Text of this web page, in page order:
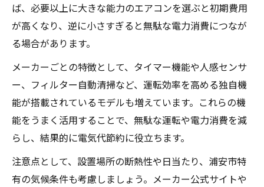
ば、必要以上に大きな能力のエアコンを選ぶと初期費用
が高くなり、逆に小さすぎると無駄な電力消費につなが
る場合があります。
メーカーごとの特徴として、タイマー機能や人感センサ
ー、フィルター自動清掃など、運転効率を高める独自機
能が搭載されているモデルも増えています。これらの機
能をうまく活用することで、無駄な運転や電力消費を減
らし、結果的に電気代節約に役立ちます。
注意点として、設置場所の断熱性や日当たり、浦安市特
有の気候条件も考慮しましょう。メーカー公式サイトや